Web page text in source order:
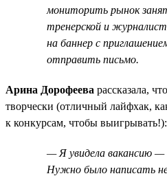
мониторить рынок
тренерской и
на баннер с
отправить письмо.
Арина Дорофеева рассказала,
творчески (отличный лайфхак,
к конкурсам, чтобы выигрывать!):
— Я увидела вакансию —
Нужно было написать